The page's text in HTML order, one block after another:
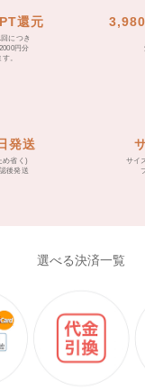
還元
につき
円分
。
発送
め省く)
後発送
サイ
選べる決済一覧